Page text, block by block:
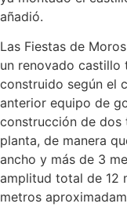
añadió.
Las Fiestas de
un renovado castillo
construido según el
anterior equipo de
construcción de dos
planta, de manera
ancho y más de 3
amplitud total de 12
metros